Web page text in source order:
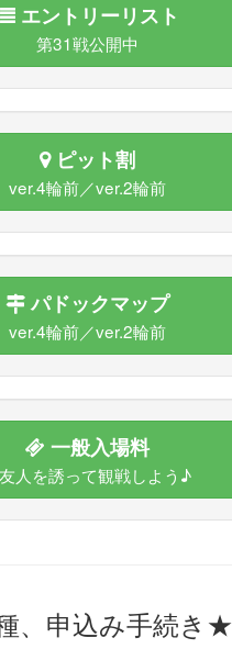
エントリーリスト
第31戦公開中
ピット割
ver.4輪前／ver.2輪前
パドックマップ
ver.4輪前／ver.2輪前
一般入場料
人を誘って観戦しよう♪
、申込み手続き★